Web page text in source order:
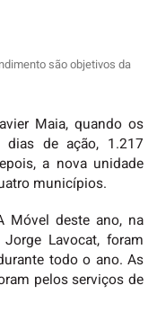
são objetivos da
Maia, quando os
dias de ação, 1.217
a nova unidade
municípios.
Móvel deste ano, na
Lavocat, foram
todo o ano. As
pelos serviços de